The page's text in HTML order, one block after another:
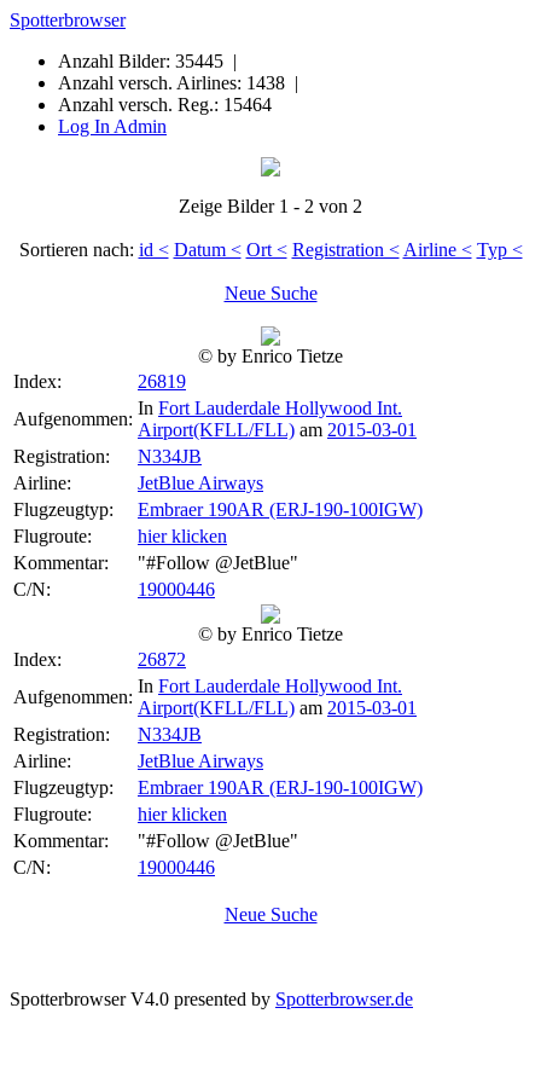
Spotterbrowser
Anzahl Bilder: 35445 |
Anzahl versch. Airlines: 1438 |
Anzahl versch. Reg.: 15464
Log In Admin
Zeige Bilder 1 - 2 von 2
Sortieren nach: id < Datum < Ort < Registration < Airline < Typ <
Neue Suche
© by Enrico Tietze
Index:
26819
Aufgenommen:
In Fort Lauderdale Hollywood Int.
Airport(KFLL/FLL) am 2015-03-01
Registration:
N334JB
Airline:
JetBlue Airways
Flugzeugtyp:
Embraer 190AR (ERJ-190-100IGW)
Flugroute:
hier klicken
Kommentar:
"#Follow @JetBlue"
C/N:
19000446
© by Enrico Tietze
Index:
26872
Aufgenommen:
In Fort Lauderdale Hollywood Int.
Airport(KFLL/FLL) am 2015-03-01
Registration:
N334JB
Airline:
JetBlue Airways
Flugzeugtyp:
Embraer 190AR (ERJ-190-100IGW)
Flugroute:
hier klicken
Kommentar:
"#Follow @JetBlue"
C/N:
19000446
Neue Suche
Spotterbrowser V4.0 presented by Spotterbrowser.de